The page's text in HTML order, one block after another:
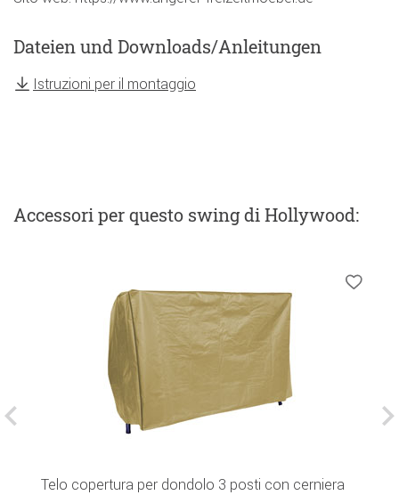
Dateien und Downloads/Anleitungen
Istruzioni per il montaggio
Accessoriper questo swing di Hollywood:
Telo copertura per dondolo 3 posti con cerniera